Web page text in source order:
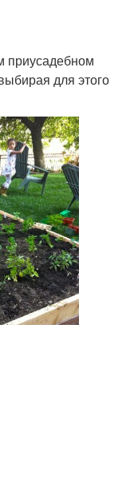
приусадебном
для этого